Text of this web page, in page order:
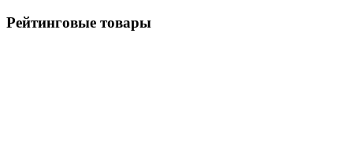
Рейтинговые товары